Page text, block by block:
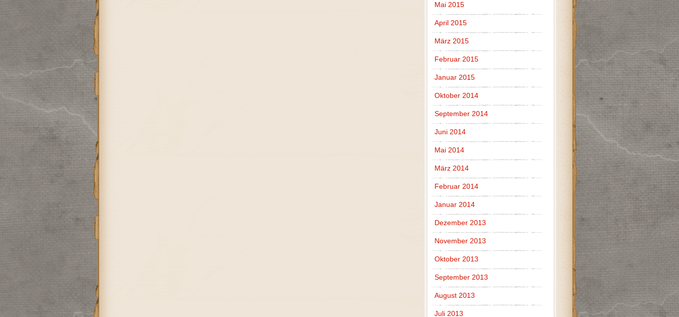
Mai 2015
April 2015
März 2015
Februar 2015
Januar 2015
Oktober 2014
September 2014
Juni 2014
Mai 2014
März 2014
Februar 2014
Januar 2014
Dezember 2013
November 2013
Oktober 2013
September 2013
August 2013
Juli 2013